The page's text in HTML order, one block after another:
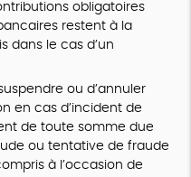
obligatoires
restent à la
dans le cas d’un
ou d’annuler
en cas d’incident de
de toute somme due
ou tentative de fraude
à l’occasion de